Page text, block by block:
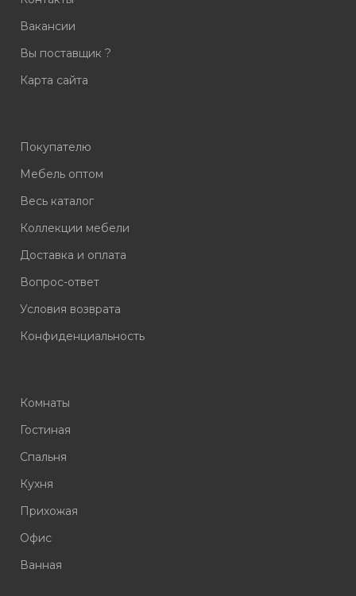
Вакансии
Вы поставщик ?
Карта сайта
Покупателю
Мебель оптом
Весь каталог
Коллекции мебели
Доставка и оплата
Вопрос-ответ
Условия возврата
Конфиденциальность
Комнаты
Гостиная
Спальня
Кухня
Прихожая
Офис
Ванная